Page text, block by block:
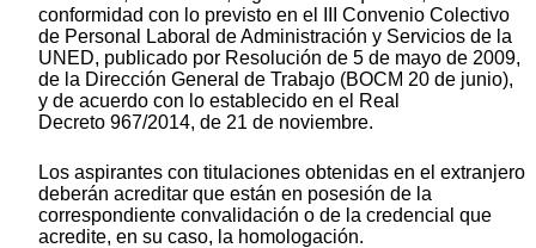
conformidad con lo previsto en el III Convenio Colectivo
de Personal Laboral de Administración y Servicios de la
UNED, publicado por Resolución de 5 de mayo de 2009,
de la Dirección General de Trabajo (BOCM 20 de junio),
y de acuerdo con lo establecido en el Real
Decreto 967/2014, de 21 de noviembre.
Los aspirantes con titulaciones obtenidas en el extranjero
deberán acreditar que están en posesión de la
correspondiente convalidación o de la credencial que
acredite, en su caso, la homologación.